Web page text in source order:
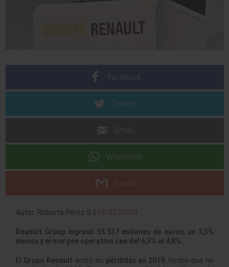
Facebook
Twitter
WhatsApp
Gmail
Autor: Roberto Pérez S. | 19/02/2020
Reanult Group ingresó 55.537 millones de euros, un 3,3%
menos y el margen operativo cae del 6,3% al 4,8%.
El Grupo Renault entró en pérdidas en 2019, hecho que no